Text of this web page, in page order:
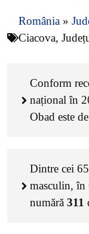
România »
Ciacova,
Conform
național în
Obad este de
Dintre cei
masculin, în
numără 311